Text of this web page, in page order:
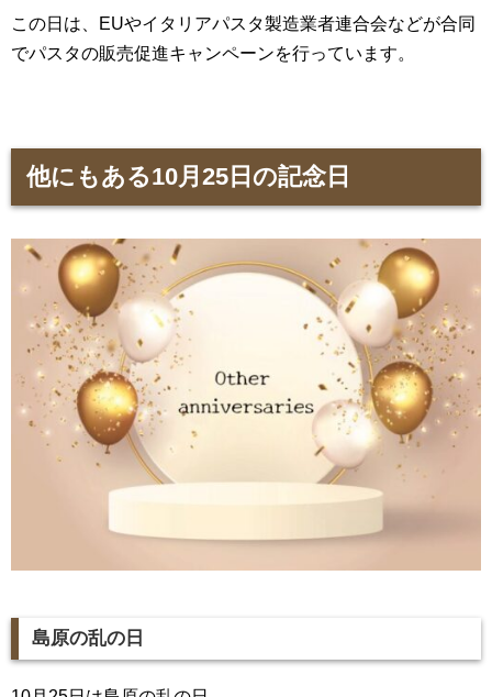
この日は、EUやイタリアパスタ製造業者連合会などが合同
でパスタの販売促進キャンペーンを行っています。
他にもある10月25日の記念日
島原の乱の日